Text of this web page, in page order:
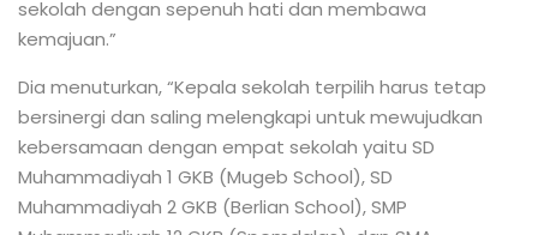
sekolah dengan sepenuh hati dan membawa
kemajuan.”
Dia menuturkan, “Kepala sekolah terpilih harus tetap
bersinergi dan saling melengkapi untuk mewujudkan
kebersamaan dengan empat sekolah yaitu SD
Muhammadiyah 1 GKB (Mugeb School), SD
Muhammadiyah 2 GKB (Berlian School), SMP